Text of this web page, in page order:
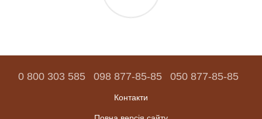
0 800 303 585 098 877-85-85 050 877-85-85
Контакти